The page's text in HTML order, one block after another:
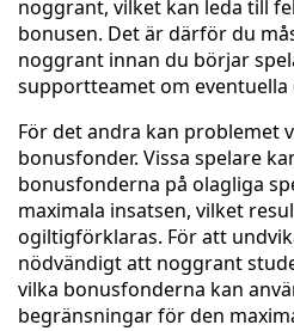
noggrant, vilket kan leda till
bonusen. Det är därför du
noggrant innan du börjar
supportteamet om eventuella
För det andra kan problemet
bonusfonder. Vissa spelare
bonusfonderna på olagliga
maximala insatsen, vilket
ogiltigförklaras. För att
nödvändigt att noggrant
vilka bonusfonderna kan
begränsningar för den